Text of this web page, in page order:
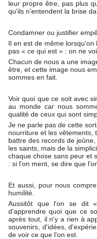
leur propre être, pas plus
qu'ils n'entendent la brise
Condamner ou justifier
Il en est de même
pas « ce qui est » : on ne
Chacun de nous a une
être, et cette image nous
sommes en fait.
Voir quoi que ce soit avec
au monde car nous
qualité de ceux qui sont
Je ne parle pas de cette
nourriture et les vêtements,
battre des records de
les saints, mais de la
chaque chose sans peur et
: si l'on ment, se dire que
Et aussi, pour nous
humilité.
Aussitôt que l'on se dit
d'apprendre quoi que ce
après tout, il n'y a rien à
souvenirs, d'idées,
de voir ce que l'on est.